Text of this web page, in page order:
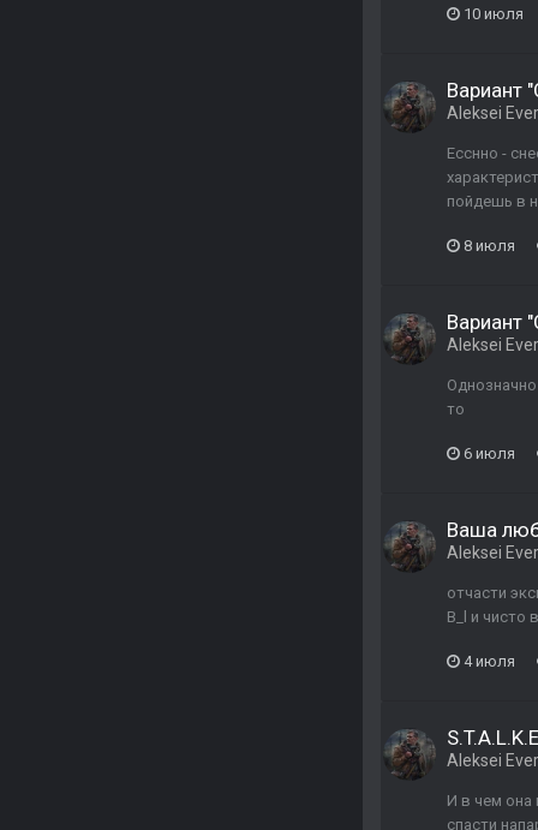
10 июля
Вариант
Aleksei
Есснно -
пойдешь в
8 июля
Вариант
Aleksei
то
6 июля
Ваша
Aleksei
отчасти
B_l и чисто
4 июля
Aleksei
И в чем она
спасти